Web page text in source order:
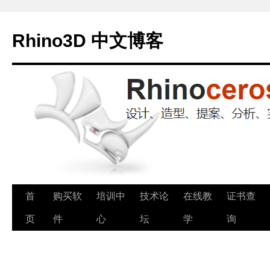
Rhino3D 中文博客
跳
至
首
页
购买软
件
培训中
心
技术论
坛
在线教
学
证书查
询